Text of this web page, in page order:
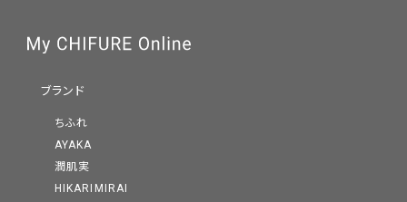
ブランド
ちふれ
AYAKA
潤肌実
HIKARIMIRAI